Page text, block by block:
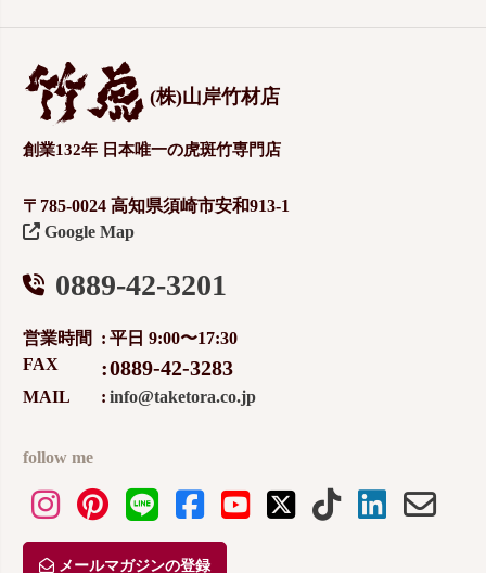
(株)山岸竹材店
創業132年 日本唯一の虎斑竹専門店
〒785-0024 高知県須崎市安和913-1
Google Map
0889-42-3201
営業時間
平日 9:00〜17:30
FAX
0889-42-3283
MAIL info@taketora.co.jp
follow me
メールマガジンの登録